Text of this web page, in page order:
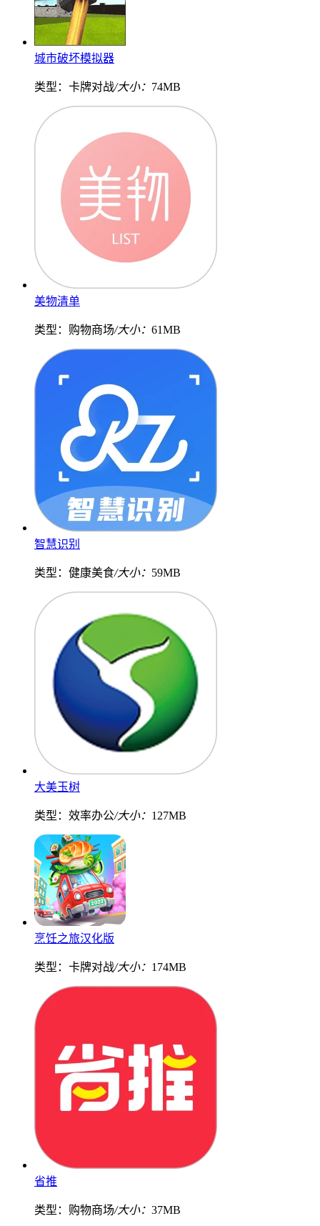
城市破坏模拟器
类型：卡牌对战/大小： 74MB
美物清单
类型：购物商场/大小： 61MB
智慧识别
类型：健康美食/大小： 59MB
大美玉树
类型：效率办公/大小： 127MB
烹饪之旅汉化版
类型：卡牌对战/大小： 174MB
省推
类型：购物商场/大小： 37MB